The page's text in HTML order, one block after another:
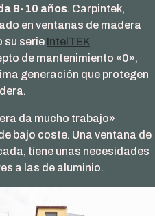
8-10 años. Carpintek,
en ventanas de madera
su serie IntelTEK
de mantenimiento «0»,
generación que protegen
da mucho trabajo»
bajo coste. Una ventana de
tiene unas necesidades
a las de aluminio.